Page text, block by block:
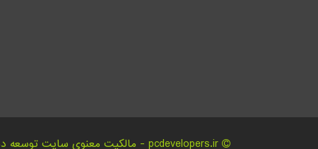
pcdevelopers.ir - مالکیت معنوی سایت توسعه دهندگان متعلق به مالکین آن می باشد